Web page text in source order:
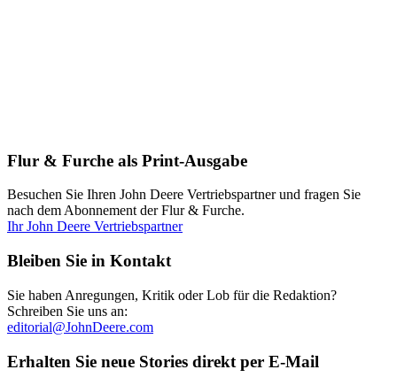
Flur & Furche als Print-Ausgabe
Besuchen Sie Ihren John Deere Vertriebspartner und fragen Sie
nach dem Abonnement der Flur & Furche.
Ihr John Deere Vertriebspartner
Bleiben Sie in Kontakt
Sie haben Anregungen, Kritik oder Lob für die Redaktion?
Schreiben Sie uns an:
editorial@JohnDeere.com
Erhalten Sie neue Stories direkt per E-Mail